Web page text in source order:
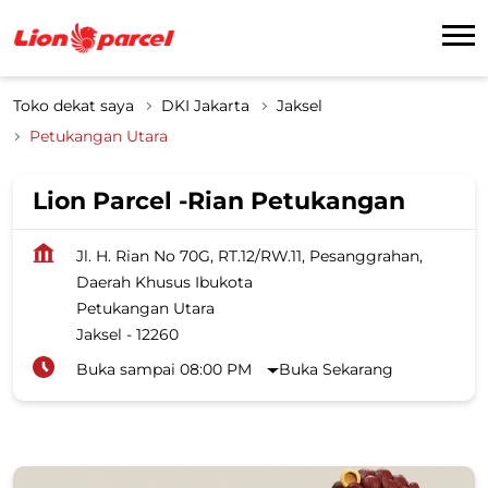
Toko dekat saya DKI Jakarta
Jaksel
Petukangan Utara
Lion Parcel -Rian Petukangan
Jl. H. Rian No 70G, RT.12/RW.11, Pesanggrahan,
Daerah Khusus Ibukota
Petukangan Utara
Jaksel - 12260
Buka sampai 08:00 PM
Buka Sekarang